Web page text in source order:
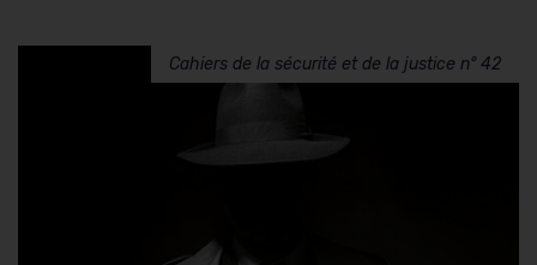
Cahiers de la sécurité et de la justice n° 42